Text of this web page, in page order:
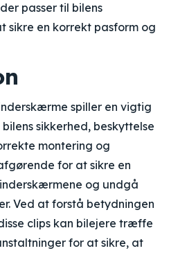
passer til bilens
sikre en korrekt pasform og
spiller en vigtig
sikkerhed, beskyttelse
montering og
for at sikre en
og undgå
Ved at forstå betydningen
clips kan bilejere træffe
for at sikre, at